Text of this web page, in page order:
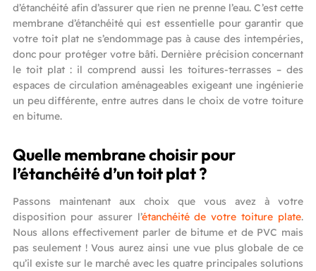
d’étanchéité afin d’assurer que rien ne prenne l’eau. C’est cette
membrane d’étanchéité qui est essentielle pour garantir que
votre toit plat ne s’endommage pas à cause des intempéries,
donc pour protéger votre bâti. Dernière précision concernant
le toit plat : il comprend aussi les toitures-terrasses – des
espaces de circulation aménageables exigeant une ingénierie
un peu différente, entre autres dans le choix de votre toiture
en bitume.
Quelle membrane choisir pour
l’étanchéité d’un toit plat ?
Passons maintenant aux choix que vous avez à votre
disposition pour assurer l’étanchéité de votre toiture plate.
Nous allons effectivement parler de bitume et de PVC mais
pas seulement ! Vous aurez ainsi une vue plus globale de ce
qu’il existe sur le marché avec les quatre principales solutions